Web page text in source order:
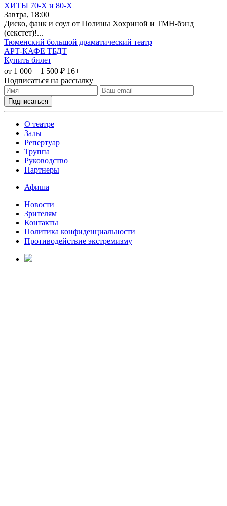
ХИТЫ 70-Х и 80-Х
Завтра, 18:00
Диско, фанк и соул от Полины Хохриной и ТМН-бэнд
(секстет)!...
Тюменский большой драматический театр
АРТ-КАФЕ ТБДТ
Купить билет
от 1 000 – 1 500 ₽ 16+
Подписаться на рассылку
О театре
Залы
Репертуар
Труппа
Руководство
Партнеры
Афиша
Новости
Зрителям
Контакты
Политика конфиденциальности
Противодействие экстремизму